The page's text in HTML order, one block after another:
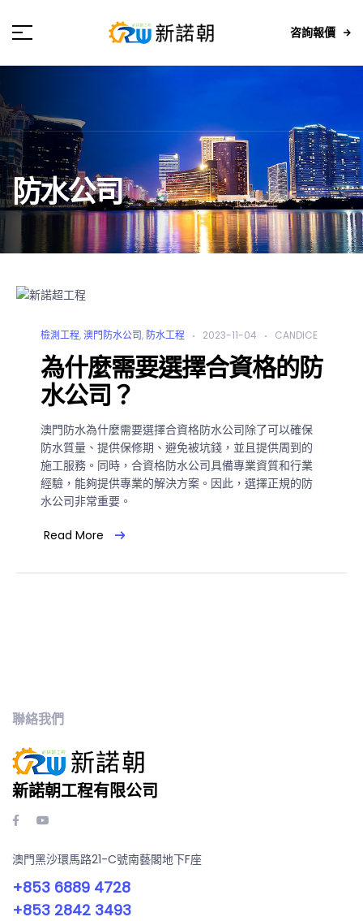
咨詢報價
防水公司
檢測工程,澳門防水公司, 防水工程 2023-11-04 CANDICE
為什麼需要選擇合資格的防
水公司？
澳門防水為什麼需要選擇合資格防水公司除了可以確保
防水質量、提供保修期、避免被坑錢，並且提供周到的
施工服務。同時，合資格防水公司具備專業資質和行業
經驗，能夠提供專業的解決方案。因此，選擇正規的防
水公司非常重要。
Read More
聯絡我們
新諾朝工程有限公司
澳門黑沙環馬路21-C號南藝閣地下F座
+853 6889 4728
+853 2842 3493